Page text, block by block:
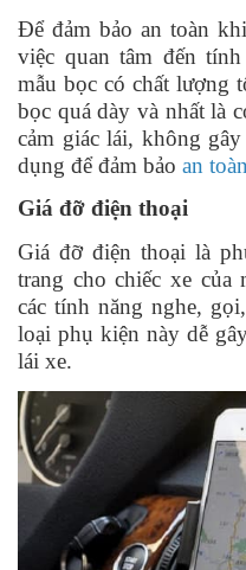
Để đảm bảo an toàn
việc quan tâm đến
mẫu bọc có chất lượng
bọc quá dày và nhất là
cảm giác lái, không
dụng để đảm bảo an
Giá đỡ điện thoại
Giá đỡ điện thoại là
trang cho chiếc xe
các tính năng nghe,
loại phụ kiện này dễ
lái xe.